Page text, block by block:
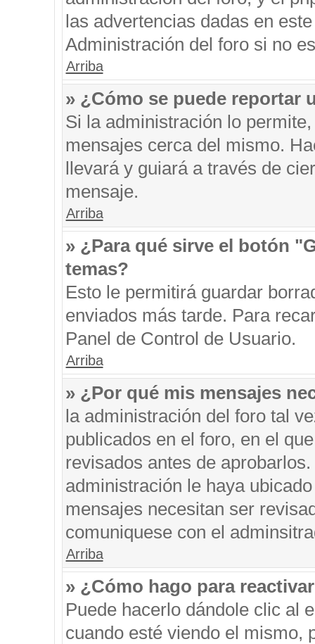
las advertencias dadas en
Administración del foro si no
Arriba
» ¿Cómo se puede reportar
Si la administración lo
mensajes cerca del mismo.
llevará y guiará a través de
mensaje.
Arriba
» ¿Para qué sirve el botón
temas?
Esto le permitirá guardar
enviados más tarde. Para
Panel de Control de Usuario.
Arriba
» ¿Por qué mis mensajes
la administración del foro tal
publicados en el foro, en el
revisados antes de
administración le haya
mensajes necesitan ser
comuniquese con el
Arriba
» ¿Cómo hago para
Puede hacerlo dándole clic al
cuando esté viendo el mismo,